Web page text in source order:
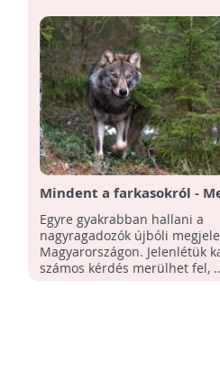
Mindent a farkasokról -
a WWF kiadványa
Egyre gyakrabban hallani a
nagyragadozók újbóli
Magyarországon. Jelenlétük
számos kérdés merülhet fel,